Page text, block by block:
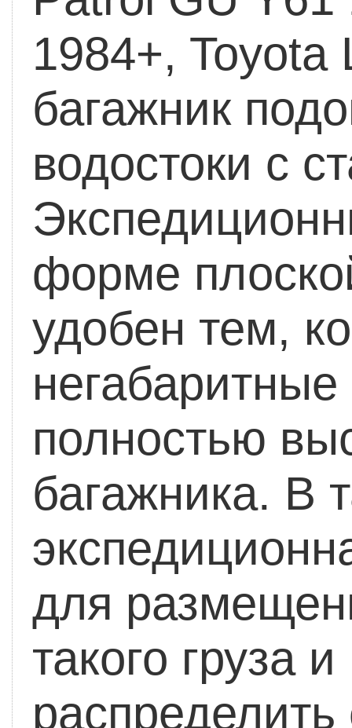
1984+,
багажник
водостоки с
форме
удобен тем,
полностью
багажника. В
для
такого груза